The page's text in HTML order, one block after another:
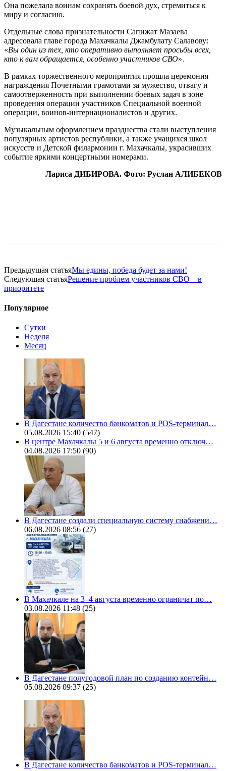
Она пожелала воинам сохранять боевой дух, стремиться к
миру и согласию.
Отдельные слова признательности Сапижат Мазаева
адресовала главе города Махачкалы Джамбулату Салавову:
«Вы один из тех, кто оперативно выполняет просьбы всех,
кто к вам обращается, особенно участников СВО».
В рамках торжественного мероприятия прошла церемония
награждения Почетными грамотами за мужество, отвагу и
самоотверженность при выполнении боевых задач в зоне
проведения операции участников Специальной военной
операции, воинов-интернационалистов и других.
Музыкальным оформлением празднества стали выступления
популярных артистов республики, а также учащихся школ
искусств и Детской филармонии г. Махачкалы, украсивших
событие яркими концертными номерами.
Лариса ДИБИРОВА. Фото: Руслан АЛИБЕКОВ
Предыдущая статьяМы едины, победа будет за нами!
Следующая статьяРешение проблем участников СВО – в
приоритете
Популярное
Сутки
Неделя
Месяц
В Дагестане количество банкоматов и POS-терминал…
05.08.2026 15:40 (547)
В центре Махачкалы 5 и 6 августа временно отключ…
04.08.2026 17:50 (90)
В Дагестане создали специальную систему снабжени…
06.08.2026 08:56 (27)
В Махачкале на 3–4 августа временно ограничат по…
03.08.2026 11:48 (25)
В Дагестане полугодовой план по созданию контейн…
05.08.2026 09:37 (25)
В Дагестане количество банкоматов и POS-терминал…